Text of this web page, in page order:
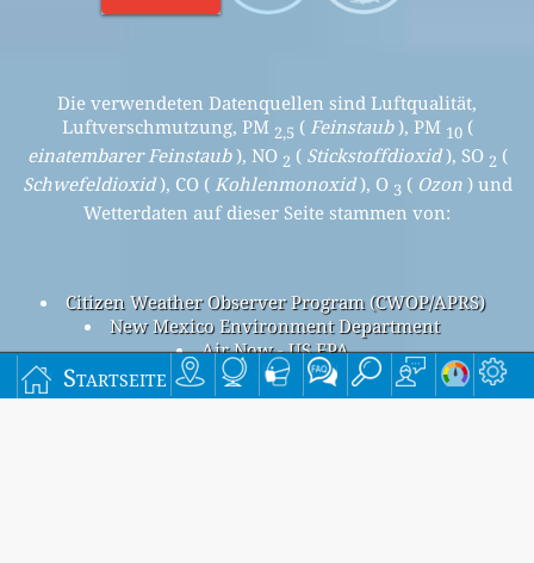
Startseite
Die verwendeten Datenquellen sind Luftqualität,
Luftverschmutzung, PM 2,5 ( Feinstaub), PM 10(
einatembarer Feinstaub), NO 2 ( Stickstoffdioxid), SO 2 (
Schwefeldioxid), CO ( Kohlenmonoxid), O 3 ( Ozon) und
Wetterdaten auf dieser Seite stammen von:
Citizen Weather Observer Program (CWOP/APRS)
New Mexico Environment Department
Air Now - US EPA
Luftverschmutzung in Del Norte, New Mexico, USA
Beijing overall air quality index is 36